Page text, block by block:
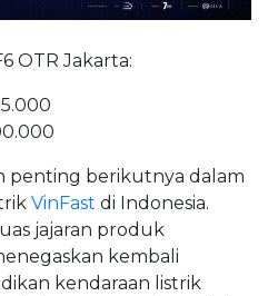
OTR Jakarta:
penting berikutnya dalam
VinFast di Indonesia.
jajaran produk
kembali
kendaraan listrik